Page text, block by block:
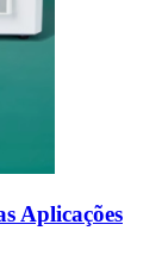
Aplicações